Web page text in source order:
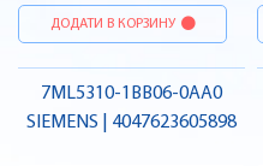
ДОДАТИ В КОРЗИНУ
7ML5310-1BB06-0AA0
SIEMENS | 4047623605898